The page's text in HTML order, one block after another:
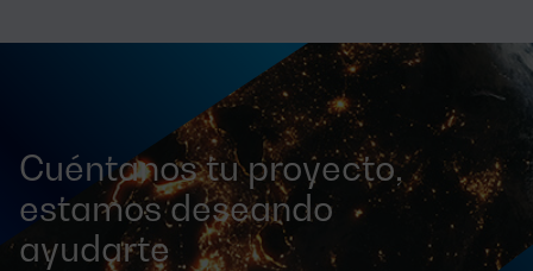
Cuéntanos tu proyecto,
estamos deseando
ayudarte